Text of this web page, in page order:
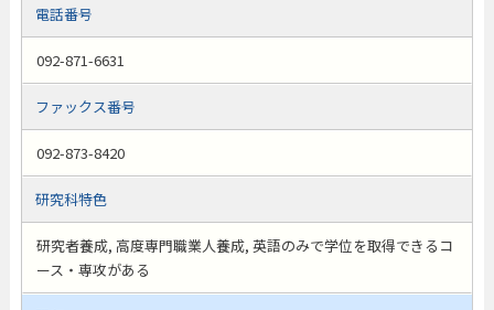
電話番号
092-871-6631
ファックス番号
092-873-8420
研究科特色
研究者養成, 高度専門職業人養成, 英語のみで学位を取得できるコ
ース・専攻がある